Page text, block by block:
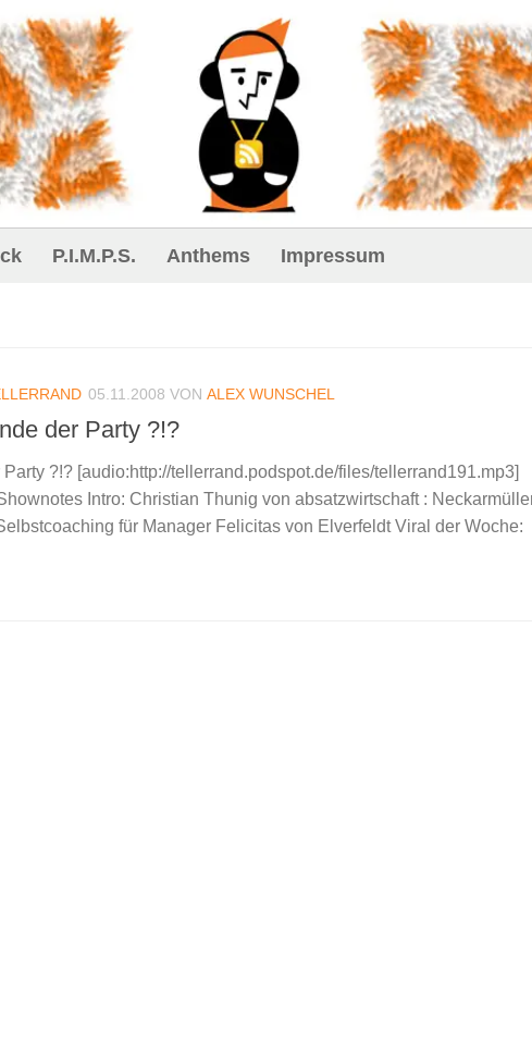
P.I.M.P.S. Anthems Impressum
05.11.2008 VON ALEX WUNSCHEL
der Party ?!?
?!? [audio:http://tellerrand.podspot.de/files/tellerrand191.mp3]
Intro: Christian Thunig von absatzwirtschaft :
für Manager Felicitas von Elverfeldt Viral der Woche: